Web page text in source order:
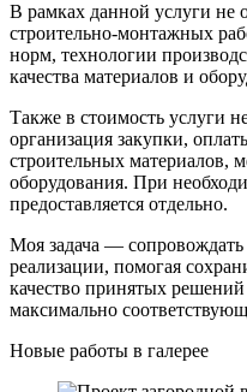
В рамках данной услуги не
строительно-монтажных
норм, технологии
качества материалов и
Также в стоимость услуги
организация закупки,
строительных материалов,
оборудования. При
предоставляется отдельно.
Моя задача — сопровождать
реализации, помогая
качество принятых решений
максимально
Новые работы в галерее